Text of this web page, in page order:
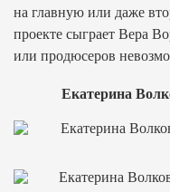
на главную или даже
проекте сыграет Вера
или продюсеров
Екатерина